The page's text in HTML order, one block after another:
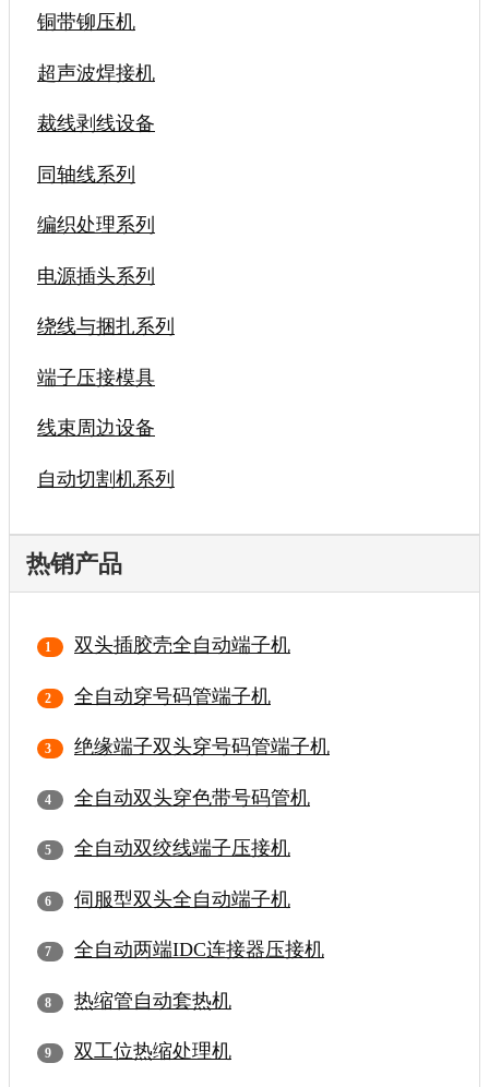
铜带铆压机
超声波焊接机
裁线剥线设备
同轴线系列
编织处理系列
电源插头系列
绕线与捆扎系列
端子压接模具
线束周边设备
自动切割机系列
热销产品
双头插胶壳全自动端子机
全自动穿号码管端子机
绝缘端子双头穿号码管端子机
全自动双头穿色带号码管机
全自动双绞线端子压接机
伺服型双头全自动端子机
全自动两端IDC连接器压接机
热缩管自动套热机
双工位热缩处理机